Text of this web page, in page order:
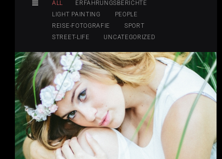
ALL
ERFAHRUNGSBERICHTE
LIGHT PAINTING
PEOPLE
REISE-FOTOGRAFIE
SPORT
STREET-LIFE
UNCATEGORIZED